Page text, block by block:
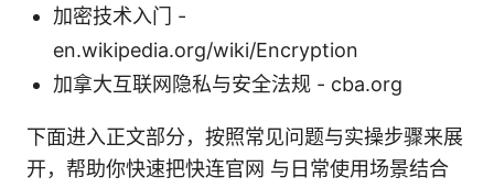
加密技术入门 -
en.wikipedia.org/wiki/Encryption
加拿大互联网隐私与安全法规 - cba.org
下面进入正文部分，按照常见问题与实操步骤来展
开，帮助你快速把快连官网 与日常使用场景结合